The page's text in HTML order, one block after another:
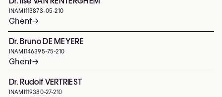
INAMI 113873-05-210
Ghent→
Dr. Bruno DE MEYERE
INAMI 146395-75-210
Ghent→
Dr. Rudolf VERTRIEST
INAMI 119380-27-210